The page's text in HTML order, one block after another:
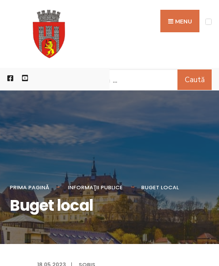
MENU
Caută
PRIMA PAGINĂ INFORMAŢII PUBLICE BUGET LOCAL
Buget local